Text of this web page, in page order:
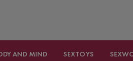
AND MIND SEXTOYS